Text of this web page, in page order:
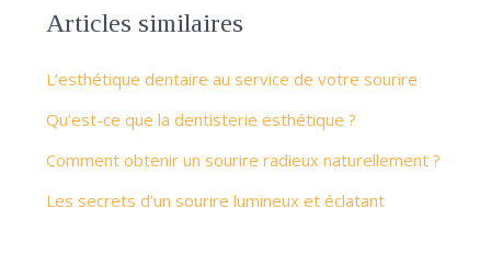
Articles similaires
L’esthétique dentaire au service de votre sourire
Qu’est-ce que la dentisterie esthétique ?
Comment obtenir un sourire radieux naturellement ?
Les secrets d’un sourire lumineux et éclatant